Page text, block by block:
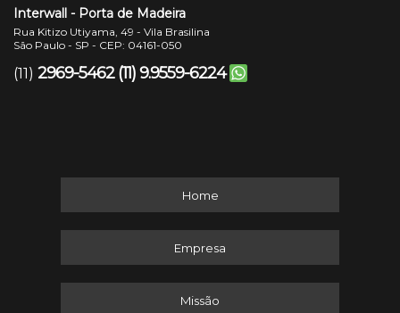
Interwall - Porta de Madeira
Rua Kitizo Utiyama, 49 - Vila Brasilina
São Paulo - SP - CEP: 04161-050
(11) 2969-5462 (11) 9.9559-6224
Home
Empresa
Missão